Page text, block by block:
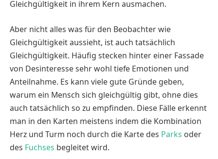
Gleichgültigkeit in ihrem Kern ausmachen.
Aber nicht alles was für den Beobachter wie
Gleichgültigkeit aussieht, ist auch tatsächlich
Gleichgültigkeit. Häufig stecken hinter einer Fassade
von Desinteresse sehr wohl tiefe Emotionen und
Anteilnahme. Es kann viele gute Gründe geben,
warum ein Mensch sich gleichgültig gibt, ohne dies
auch tatsächlich so zu empfinden. Diese Fälle erkennt
man in den Karten meistens indem die Kombination
Herz und Turm noch durch die Karte des Parks oder
des Fuchses begleitet wird.